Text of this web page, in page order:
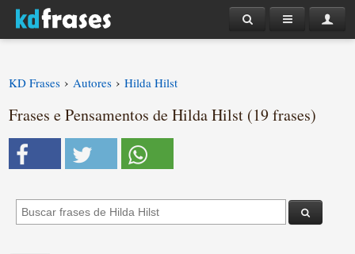
KD Frases › Autores › Hilda Hilst
Frases e Pensamentos de Hilda Hilst (19 frases)